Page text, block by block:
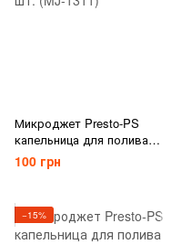
Микроджет Presto-PS
капельница для полива
Туманообразователь
одинарный, в упаковке - 10
100 грн
−15%